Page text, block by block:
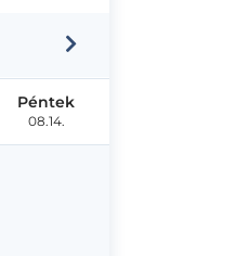
Péntek
08.14.